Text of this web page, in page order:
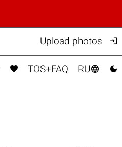
Upload photos 
 TOS+FAQ RU 